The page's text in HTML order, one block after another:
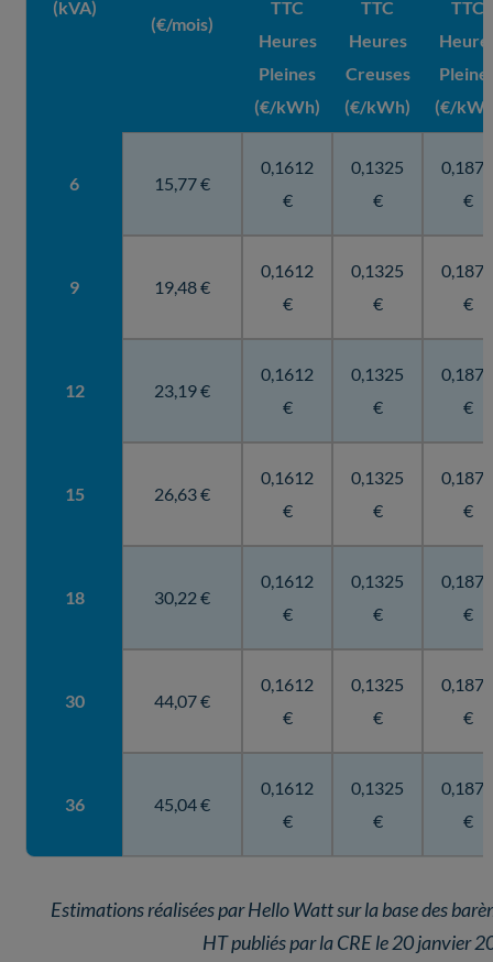
(kVA)
(€/mois)
TTC
Heures
Pleines
(€/kWh)
TTC
Heures
Creuses
(€/kWh)
TTC
(€/
6 15,77 €
0,1612
€
0,1325
€
0,1871
€
9 19,48 €
0,1612
€
0,1325
€
0,1871
€
12 23,19 €
0,1612
€
0,1325
€
0,1871
€
15 26,63 €
0,1612
€
0,1325
€
0,1871
€
18 30,22 €
0,1612
€
0,1325
€
0,1871
€
30 44,07 €
0,1612
€
0,1325
€
0,1871
€
36 45,04 €
0,1612
€
0,1325
€
0,1871
€
Estimations réalisées par Hello Watt sur la base des
HT publiés par la CRE le 20 janvier